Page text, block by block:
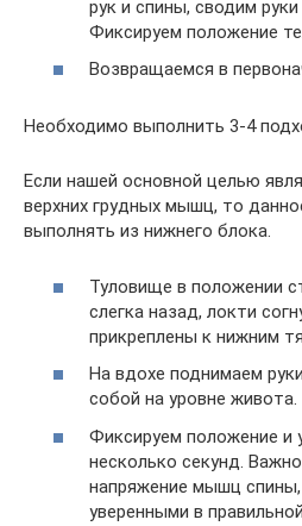
рук и спины, сводим руки
Фиксируем положение
Возвращаемся в
Необходимо выполнить 3-4
Если нашей основной целью
верхних грудных мышц, то
выполнять из нижнего блока.
Туловище в положении
слегка назад, локти
прикреплены к нижним
На вдохе поднимаем
собой на уровне живота.
Фиксируем положение и
несколько секунд.
напряжение мышц
уверенными в